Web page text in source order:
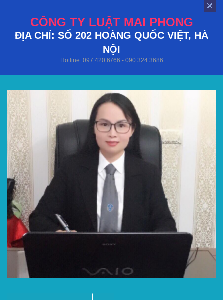
CÔNG TY LUẬT MAI PHONG
ĐỊA CHỈ: SỐ 202 HOÀNG QUỐC VIỆT, HÀ
NỘI
Hotline: 097 420 6766 - 090 324 3686